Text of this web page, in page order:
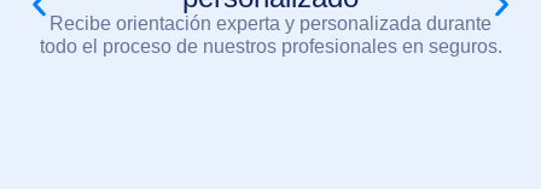
Recibe orientación experta y personalizada durante
todo el proceso de nuestros profesionales en seguros.